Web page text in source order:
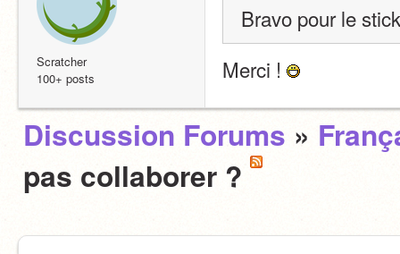
Scratcher
100+ posts
Bravo pour le
Merci !
Discussion Forums »
pas collaborer ?